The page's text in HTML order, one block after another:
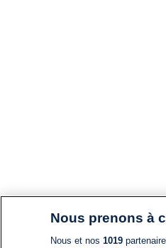
Nous prenons à
Nous et nos 1019